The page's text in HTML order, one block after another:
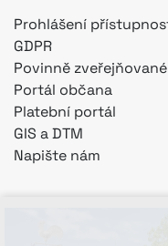
Prohlášení
GDPR
Povinně
Portál občana
Platební portál
GIS a DTM
Napište nám